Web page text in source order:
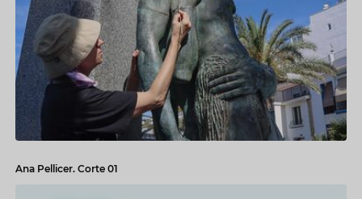
Ana Pellicer. Corte 01